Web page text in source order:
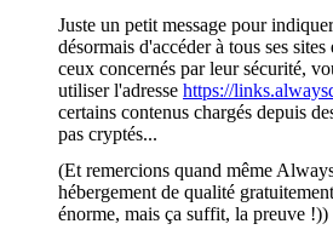
Juste un petit message pour
désormais d'accéder à tous ses
ceux concernés par leur sécurité,
utiliser l'adresse https://
certains contenus chargés depuis
pas cryptés...
(Et remercions quand même
hébergement de qualité
énorme, mais ça suffit, la preuve !))